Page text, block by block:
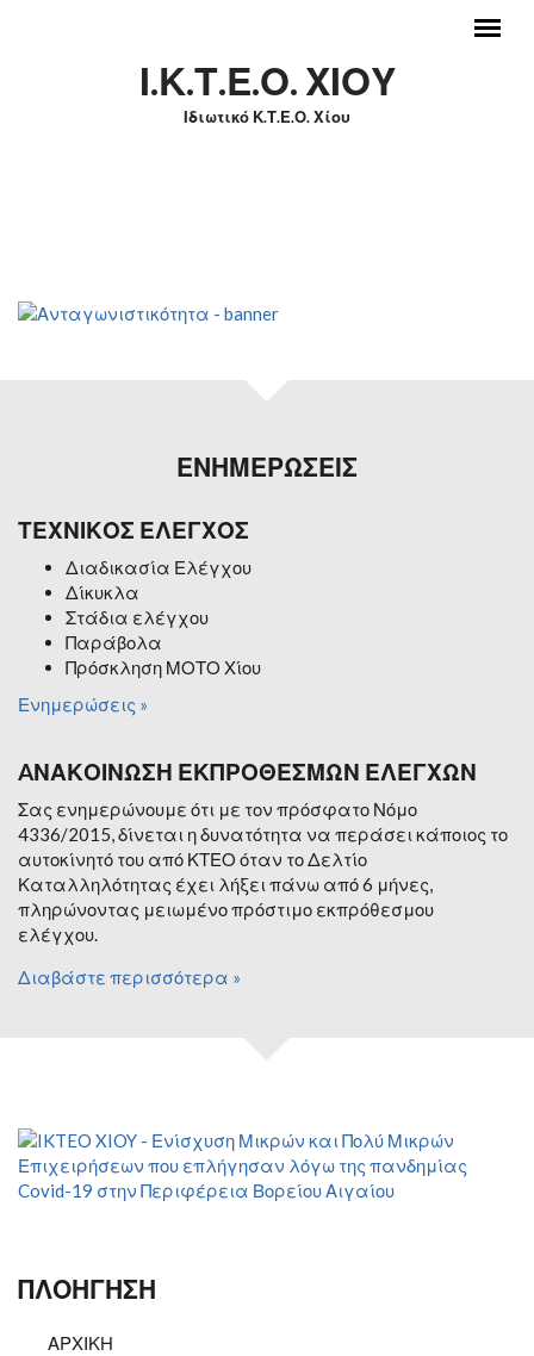
Ι.Κ.Τ.Ε.Ο. ΧΙΟΥ
Ιδιωτικό Κ.Τ.Ε.Ο. Χίου
ΕΝΗΜΕΡΩΣΕΙΣ
ΤΕΧΝΙΚΟΣ ΕΛΕΓΧΟΣ
Διαδικασία Ελέγχου
Δίκυκλα
Στάδια ελέγχου
Παράβολα
Πρόσκληση ΜΟΤΟ Χίου
Ενημερώσεις »
AΝΑΚΟΙΝΩΣΗ ΕΚΠΡΟΘΕΣΜΩΝ ΕΛΕΓΧΩΝ
Σας ενημερώνουμε ότι με τον πρόσφατο Νόμο
4336/2015, δίνεται η δυνατότητα να περάσει κάποιος το
αυτοκίνητό του από ΚΤΕΟ όταν το Δελτίο
Καταλληλότητας έχει λήξει πάνω από 6 μήνες,
πληρώνοντας μειωμένο πρόστιμο εκπρόθεσμου
ελέγχου.
Διαβάστε περισσότερα »
ΠΛΟΗΓΗΣΗ
ΑΡΧΙΚΗ